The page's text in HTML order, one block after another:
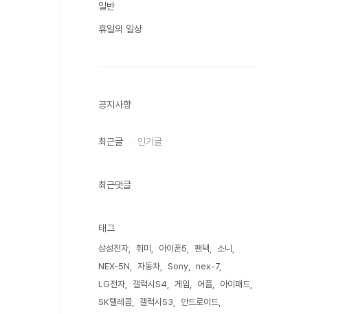
일반
휴일의 일상
공지사항
최근글 인기글
최근댓글
태그
삼성전자 취미 아이폰5 팬택
소니
NEX-5N
자동차 Sony
nex-7
LG전자
갤럭시S4 게임 어플
아이패드
SK텔레콤
갤럭시S3
안드로이드